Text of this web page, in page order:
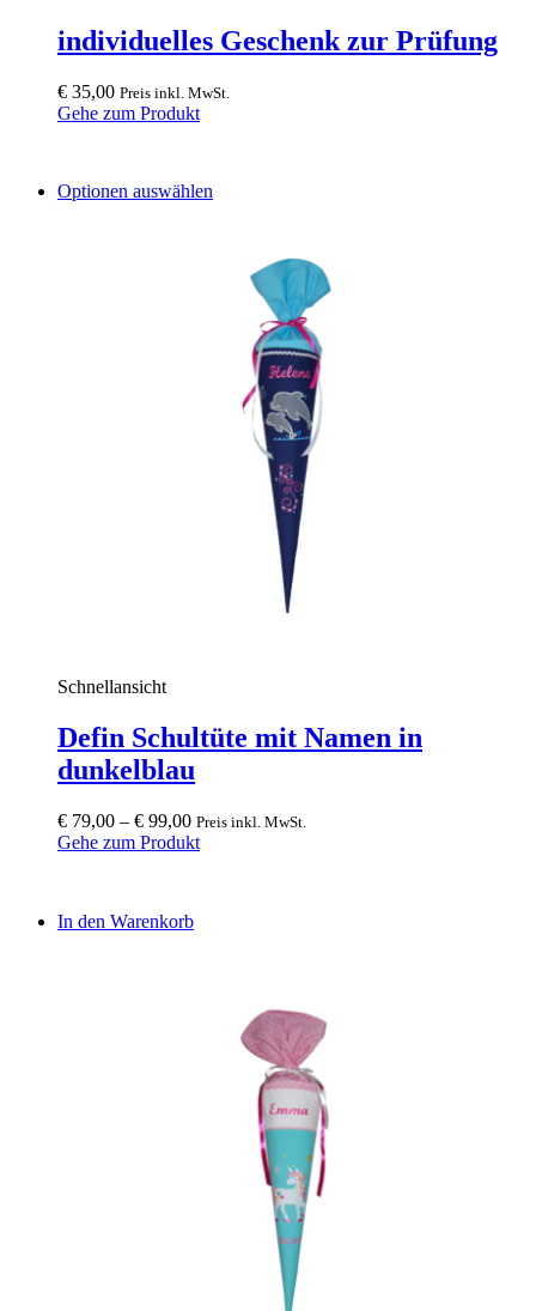
individuelles Geschenk zur Prüfung
€ 35,00 Preis inkl. MwSt.
Gehe zum Produkt
Optionen auswählen
variants.
options
chosen
product
Schnellansicht
Defin Schultüte mit Namen in
dunkelblau
€ 79,00 – € 99,00 Preis inkl. MwSt.
Gehe zum Produkt
In den Warenkorb